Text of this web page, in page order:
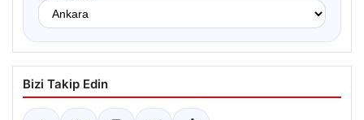
Bizi Takip Edin